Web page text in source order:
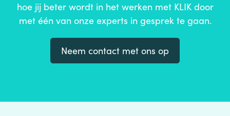
hoe jij beter wordt in het werken met KLIK door
met één van onze experts in gesprek te gaan.
Neem contact met ons op